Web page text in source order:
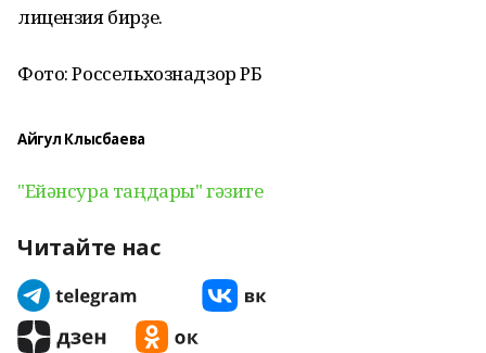
лицензия бирҙе.
Фото: Россельхознадзор РБ
Айгул Клысбаева
"Ейәнсура таңдары" гәзите
Читайте нас